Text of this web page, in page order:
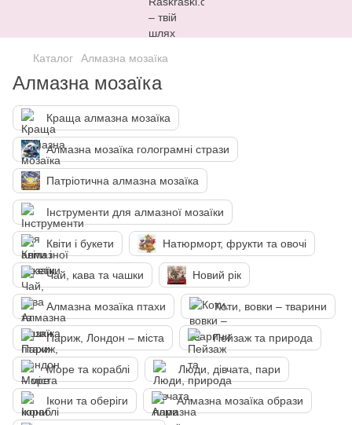
Каталог Алмазна мозаїка
Алмазна мозаїка
Краща алмазна мозаїка
Алмазна мозаїка голограмні стрази
Патріотична алмазна мозаїка
Інструменти для алмазної мозаїки
Квіти і букети Натюрморт, фрукти та овочі
Чай, кава та чашки Новий рік
Алмазна мозаїка птахи Коти, вовки – тварини
Париж, Лондон – міста Пейзаж та природа
Море та кораблі Люди, дівчата, пари
Ікони та оберіги Алмазна мозаїка образи